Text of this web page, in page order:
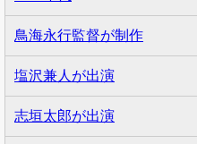
鳥海永行監督が制作
塩沢兼人が出演
志垣太郎が出演